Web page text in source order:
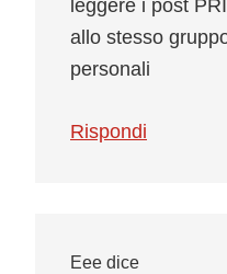
leggere i post
allo stesso
personali
Rispondi
Eee dice